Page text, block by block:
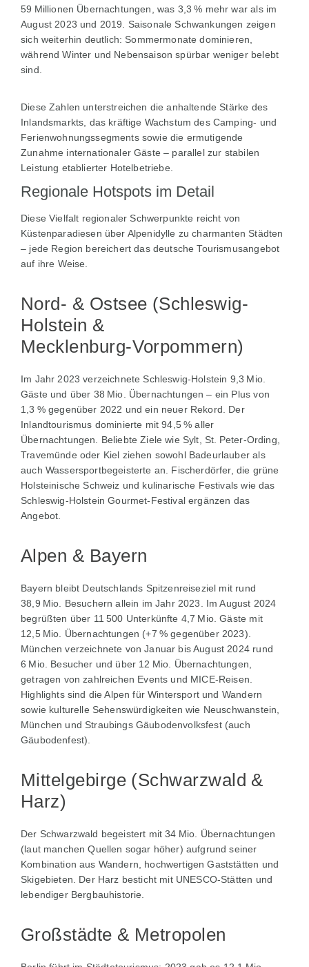
59 Millionen Übernachtungen, was 3,3 % mehr war als im
August 2023 und 2019. Saisonale Schwankungen zeigen
sich weiterhin deutlich: Sommermonate dominieren,
während Winter und Nebensaison spürbar weniger belebt
sind.
Diese Zahlen unterstreichen die anhaltende Stärke des
Inlandsmarkts, das kräftige Wachstum des Camping- und
Ferienwohnungssegments sowie die ermutigende
Zunahme internationaler Gäste – parallel zur stabilen
Leistung etablierter Hotelbetriebe.
Regionale Hotspots im Detail
Diese Vielfalt regionaler Schwerpunkte reicht von
Küstenparadiesen über Alpenidylle zu charmanten Städten
– jede Region bereichert das deutsche Tourismusangebot
auf ihre Weise.
Nord- & Ostsee (Schleswig-
Holstein &
Mecklenburg‑Vorpommern)
Im Jahr 2023 verzeichnete Schleswig‑Holstein 9,3 Mio.
Gäste und über 38 Mio. Übernachtungen – ein Plus von
1,3 % gegenüber 2022 und ein neuer Rekord. Der
Inlandtourismus dominierte mit 94,5 % aller
Übernachtungen. Beliebte Ziele wie Sylt, St. Peter-Ording,
Travemünde oder Kiel ziehen sowohl Badeurlauber als
auch Wassersportbegeisterte an. Fischerdörfer, die grüne
Holsteinische Schweiz und kulinarische Festivals wie das
Schleswig‑Holstein Gourmet‑Festival ergänzen das
Angebot.
Alpen & Bayern
Bayern bleibt Deutschlands Spitzenreiseziel mit rund
38,9 Mio. Besuchern allein im Jahr 2023. Im August 2024
begrüßten über 11 500 Unterkünfte 4,7 Mio. Gäste mit
12,5 Mio. Übernachtungen (+7 % gegenüber 2023).
München verzeichnete von Januar bis August 2024 rund
6 Mio. Besucher und über 12 Mio. Übernachtungen,
getragen von zahlreichen Events und MICE‑Reisen.
Highlights sind die Alpen für Wintersport und Wandern
sowie kulturelle Sehenswürdigkeiten wie Neuschwanstein,
München und Straubings Gäubodenvolksfest (auch
Gäubodenfest).
Mittelgebirge (Schwarzwald &
Harz)
Der Schwarzwald begeistert mit 34 Mio. Übernachtungen
(laut manchen Quellen sogar höher) aufgrund seiner
Kombination aus Wandern, hochwertigen Gaststätten und
Skigebieten. Der Harz besticht mit UNESCO‑Stätten und
lebendiger Bergbauhistorie.
Großstädte & Metropolen